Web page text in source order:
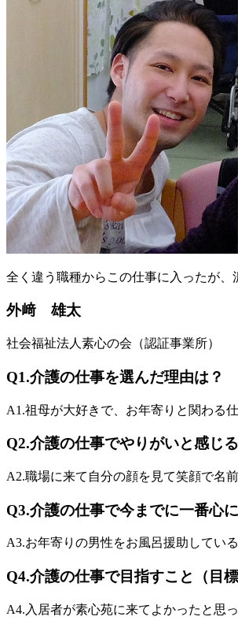
全く違う職種からこの仕事に入ったが、
外﨑 雄太
社会福祉法人素心の会（認証事業所）
Q1.介護の仕事を選んだ理由は？
A1.祖母が大好きで、お年寄りと関わる
Q2.介護の仕事でやりがいと感じ
A2.職場に来て自分の顔を見て笑顔で名
Q3.介護の仕事で今までに一番心
A3.お年寄りの男性をお風呂援助してい
Q4.介護の仕事で目指すこと（目
A4. 入居者が素心苑に来てよかったと思